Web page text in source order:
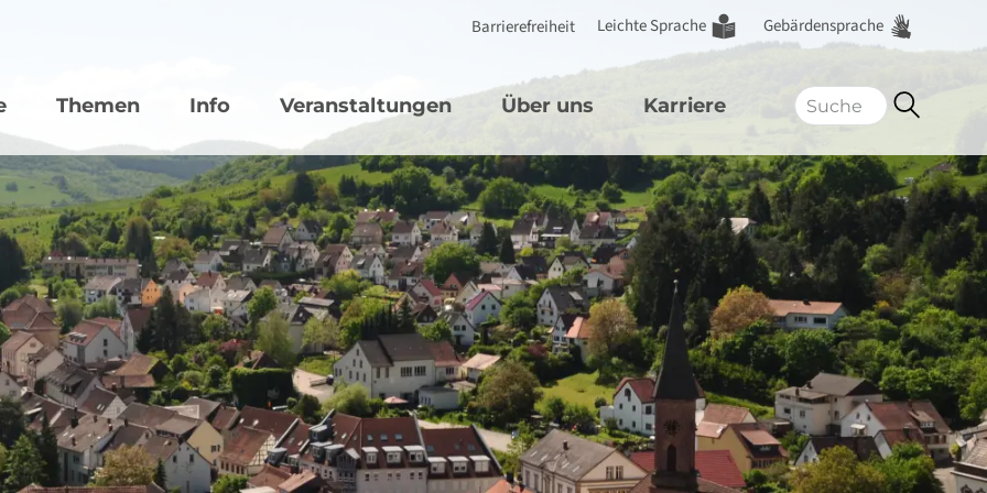
Barrierefreiheit Leichte Sprache Gebärdensprache
Themen Info Veranstaltungen Über uns Karriere